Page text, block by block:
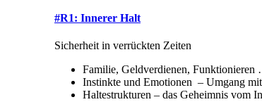
#R1: Innerer Halt
Sicherheit in verrückten Zeiten
Familie, Geldverdienen,
Instinkte und Emotionen – Umgang
Haltestrukturen – das Geheimnis vom